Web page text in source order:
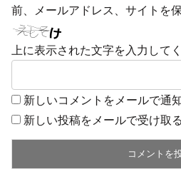
前、メールアドレス、サイトを保
上に表示された文字を入力してく
新しいコメントをメールで通
新しい投稿をメールで受け取る